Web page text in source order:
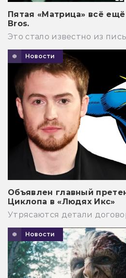
Пятая «Матрица» всё
Bros.
Это стало известно из
Новости
Объявлен главный
Циклопа в «Людях Икс»
Утрясаются детали
Новости